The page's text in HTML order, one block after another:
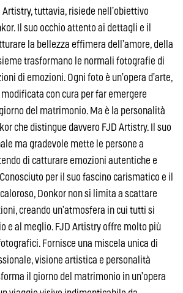
Artistry, tuttavia, risiede nell’obiettivo
Il suo occhio attento ai dettagli e il
la bellezza effimera dell’amore, della
trasformano le normali fotografie di
di emozioni. Ogni foto è un’opera d’arte,
con cura per far emergere
giorno del matrimonio. Ma è la personalità
che distingue davvero FJD Artistry. Il suo
ma gradevole mette le persone a
di catturare emozioni autentiche e
per il suo fascino carismatico e il
Donkor non si limita a scattare
creando un’atmosfera in cui tutti si
e al meglio. FJD Artistry offre molto più
Fornisce una miscela unica di
visione artistica e personalità
il giorno del matrimonio in un’opera